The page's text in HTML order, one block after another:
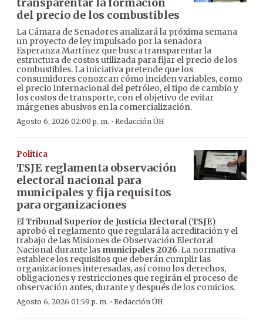
transparentar la formación
del precio de los combustibles
La Cámara de Senadores analizará la próxima semana
un proyecto de ley impulsado por la senadora
Esperanza Martínez que busca transparentar la
estructura de costos utilizada para fijar el precio de los
combustibles. La iniciativa pretende que los
consumidores conozcan cómo inciden variables, como
el precio internacional del petróleo, el tipo de cambio y
los costos de transporte, con el objetivo de evitar
márgenes abusivos en la comercialización.
Agosto 6, 2026 02:00 p. m. · Redacción ÚH
Política
TSJE reglamenta observación
electoral nacional para
municipales y fija requisitos
para organizaciones
ElTribunal Superior de Justicia Electoral(TSJE)
aprobó el reglamento que regulará la acreditación y el
trabajo de las Misiones de Observación Electoral
Nacional durante las municipales 2026. La normativa
establece los requisitos que deberán cumplir las
organizaciones interesadas, así como los derechos,
obligaciones y restricciones que regirán el proceso de
observación antes, durante y después de los comicios.
Agosto 6, 2026 01:59 p. m. · Redacción ÚH